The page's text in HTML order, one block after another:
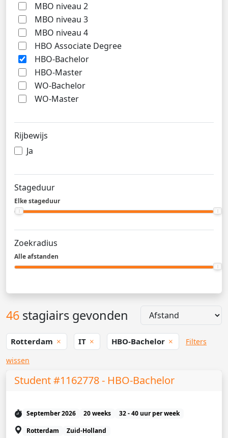
MBO niveau 2
MBO niveau 3
MBO niveau 4
HBO Associate Degree
HBO-Bachelor
HBO-Master
WO-Bachelor
WO-Master
Rijbewijs
Ja
Stageduur
Elke stageduur
Zoekradius
Alle afstanden
46 stagiairs gevonden
Rotterdam IT HBO-Bachelor
Filters
wissen
Student #1162778 - HBO-Bachelor
September 2026 20 weeks
32 - 40 uur per week
Rotterdam
Zuid-Holland